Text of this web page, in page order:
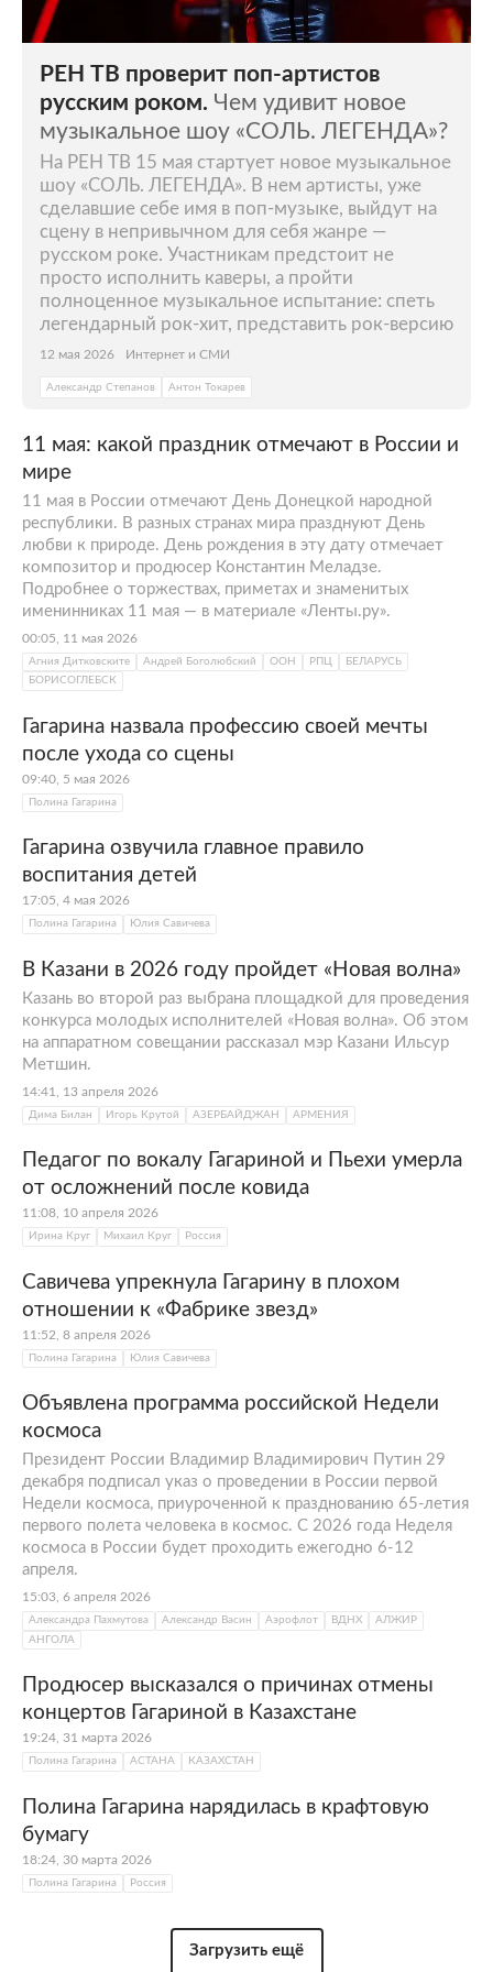
Полина Гагарина в 2007 году
Фото: Дарья Орлова / Globallookpress.com
В 2007 году певица записала композицию «Я
тебя не прощу никогда» на слова
Константина Меладзе
первый альбом «Попроси у облаков». В
марте 2010 года свет увидел второй альбом
— «О себе». В него вошла песня, записанная
совместно с Ириной Дубцовой «Кому,
зачем?», сольные композиции «Любовь под
солнцем», «Где-то живет любовь» и другие.
После выхода второго альбома контракт со
студией APC Records подошел к концу,
продлевать его Полина Гагарина
Весной следующего, 2011 года, на
стартовало шоу «Народная звезда — 4». В
нем Полина Гагарина и одесский
исполнитель Михаил Димов стали
серебряными призерами. Тогда же она
записала сингл «Осколки», стала
Первом канале
В августе 2011 года Полина Гагарина была
награждена «Золотым граммофоном» от
«Русского радио Украина» за песню «Я тебя
не отпущу никогда».
В 2013 году она также удостоилась ряда
наград: стала победительницей в
номинации «Прорыв года» по версии
«Fashion-певица» на премии Fashion People
Awards-2013.
«Золотой граммофон» за песню «Спектакль
окончен», а в 2013-м — за песню
Константина Меладзе «Нет»
В 2015 году сразу четыре песни Гагариной
РЕН ТВ проверит поп-артистов
русским роком. Чем удивит новое
музыкальное шоу «СОЛЬ. ЛЕГЕНДА»?
На РЕН ТВ 15 мая стартует новое музыкальное
шоу «СОЛЬ. ЛЕГЕНДА». В нем артисты, уже
сделавшие себе имя в поп-музыке, выйдут на
сцену в непривычном для себя жанре —
русском роке. Участникам предстоит не
просто исполнить каверы, а пройти
полноценное музыкальное испытание: спеть
легендарный рок-хит, представить рок-версию
12 мая 2026 Интернет и СМИ
Александр Степанов Антон Токарев
11 мая: какой праздник отмечают в России и
мире
11 мая в России отмечают День Донецкой народной
республики. В разных странах мира празднуют День
любви к природе. День рождения в эту дату отмечает
композитор и продюсер Константин Меладзе.
Подробнее о торжествах, приметах и знаменитых
именинниках 11 мая — в материале «Ленты.ру».
00:05, 11 мая 2026
Агния Дитковските Андрей Боголюбский ООН РПЦ
БЕЛАРУСЬ
БОРИСОГЛЕБСК
Гагарина назвала профессию своей мечты
после ухода со сцены
09:40, 5 мая 2026
Полина Гагарина
Гагарина озвучила главное правило
воспитания детей
17:05, 4 мая 2026
Полина Гагарина Юлия Савичева
В Казани в 2026 году пройдет «Новая волна»
Казань во второй раз выбрана площадкой для проведения
конкурса молодых исполнителей «Новая волна». Об этом
на аппаратном совещании рассказал мэр Казани Ильсур
Метшин.
14:41, 13 апреля 2026
Дима Билан Игорь Крутой АЗЕРБАЙДЖАН АРМЕНИЯ
Педагог по вокалу Гагариной и Пьехи умерла
от осложнений после ковида
11:08, 10 апреля 2026
Ирина Круг Михаил Круг Россия
Савичева упрекнула Гагарину в плохом
отношении к «Фабрике звезд»
11:52, 8 апреля 2026
Полина Гагарина Юлия Савичева
Объявлена программа российской Недели
космоса
Президент России Владимир Владимирович Путин 29
декабря подписал указ о проведении в России первой
Недели космоса, приуроченной к празднованию 65-летия
первого полета человека в космос. С 2026 года Неделя
космоса в России будет проходить ежегодно 6-12
апреля.
15:03, 6 апреля 2026
Александра Пахмутова Александр Васин Аэрофлот ВДНХ
АЛЖИР
АНГОЛА
Продюсер высказался о причинах отмены
концертов Гагариной в Казахстане
19:24, 31 марта 2026
Полина Гагарина АСТАНА КАЗАХСТАН
Полина Гагарина нарядилась в крафтовую
бумагу
18:24, 30 марта 2026
Полина Гагарина Россия
Загрузить ещё